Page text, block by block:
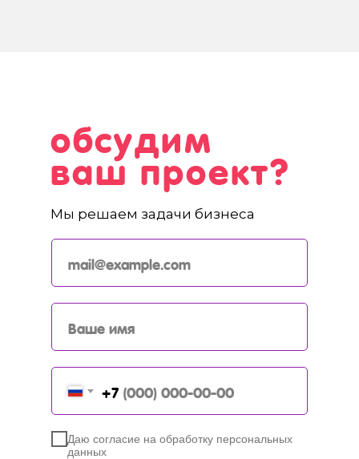
обсудим
ваш проект?
Мы решаем задачи бизнеса
+7
Даю согласие на обработку персональных
данных